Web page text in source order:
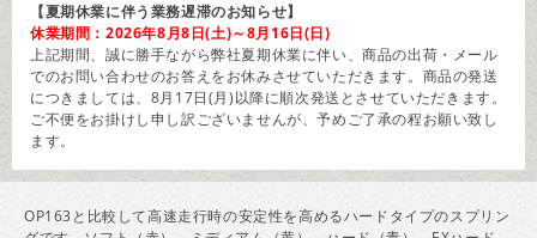
【夏期休業に伴う業務遅滞のお知らせ】
休業期間：2026年8月8日(土)～8月16日(日)
上記期間、誠に勝手ながら弊社夏期休業に伴い、商品の出荷・メール
でのお問い合わせのお答えをお休みさせていただきます。商品の発送
につきましては、8月17日(月)以降に順次発送とさせていただきます。
ご不便をお掛けし申し訳ございませんが、予めご了承の程お願い致し
ます。
OP163と比較して高速走行時の安定性を高めるハードタイプのスプリン